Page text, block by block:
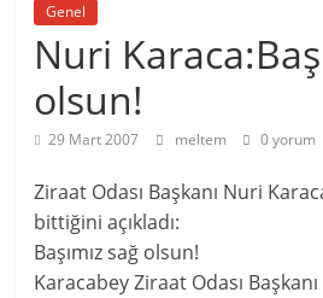
Karacabey'in
gözü,
kulağı,
dili…
Genel
Nuri
olsun!
29 Mart 2007 meltem 0 yorum
Ziraat Odası Başkanı Nuri
bittiğini açıkladı:
Başımız sağ olsun!
Karacabey Ziraat Odası